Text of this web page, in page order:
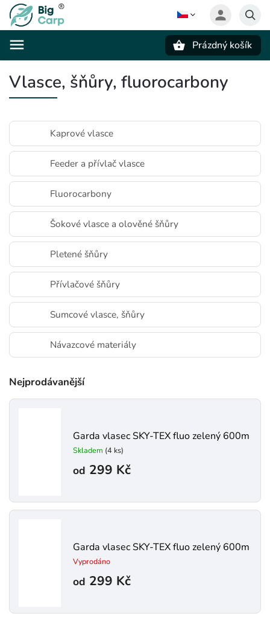
Prázdný košík
Vlasce, šňůry, fluorocarbony
Kaprové vlasce
Feeder a přívlač vlasce
Fluorocarbony
Šokové vlasce a olověné šňůry
Pletené šňůry
Přívlačové šňůry
Sumcové vlasce, šňůry
Návazcové materiály
Nejprodávanější
Garda vlasec SKY-TEX fluo zelený 600m
Skladem (4 ks)
od 299 Kč
Garda vlasec SKY-TEX fluo zelený 600m
Vyprodáno
od 299 Kč